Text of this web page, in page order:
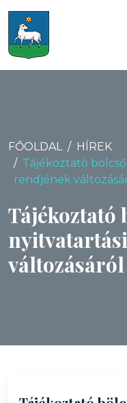
FŐOLDAL
HÍREK
Tájékoztató
rendjének
Tájékoztató
változásáról